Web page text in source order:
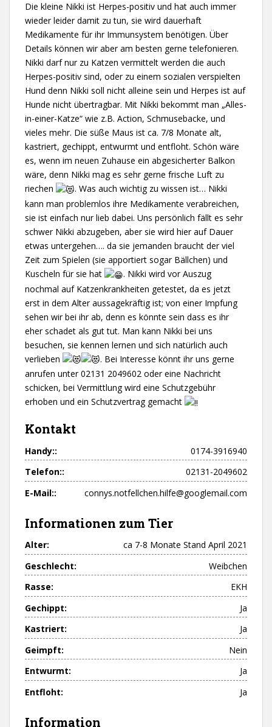
Die kleine Nikki ist Herpes-positiv und hat auch immer
wieder leider damit zu tun, sie wird dauerhaft
Medikamente für ihr Immunsystem benötigen. Über
Details können wir aber am besten gerne telefonieren.
Nikki darf nur zu Katzen vermittelt werden die auch
Herpes-positiv sind, oder zu einem sozialen verspielten
Hund denn Nikki soll nicht alleine sein und Herpes ist auf
Hunde nicht übertragbar. Mit Nikki bekommt man „Alles-
in-einer-Katze“ wie z.B. Action, Schmusebacke, und
vieles mehr. Die süße Maus ist ca. 7/8 Monate alt,
kastriert, gechippt, entwurmt und entfloht. Schön wäre
es, wenn im neuen Zuhause ein abgesicherter Balkon
wäre, denn Nikki mag es sehr gerne frische Luft zu
riechen
. Was auch wichtig zu wissen ist… Nikki
kann man problemlos ihre Medikamente verabreichen,
sie ist einfach nur lieb dabei. Uns persönlich fällt es sehr
schwer Nikki abzugeben, aber sie wird hier auf Dauer
etwas untergehen…. da sie jemanden braucht der viel
Zeit zum Spielen (sie apportiert sogar Bällchen) und
Kuscheln für sie hat
. Nikki wird vor Auszug
nochmal auf Katzenkrankheiten getestet, da es jetzt
erst in dem Alter aussagekräftig ist; von einer Impfung
sehen wir bei ihr ab, denn es könnte sein dass es ihr
eher schadet als gut tut. Man kann Nikki bei uns
besuchen, sie kennen lernen und sich natürlich auch
verlieben
. Bei Interesse könnt ihr uns gerne
anrufen unter 02131 2049602 oder eine Nachricht
schicken, bei Vermittlung wird eine Schutzgebühr
erhoben und ein Schutzvertrag gemacht
Kontakt
Handy::
0174-3916940
Telefon::
02131-2049602
E-Mail::
connys.notfellchen.hilfe@googlemail.com
Informationen zum Tier
Alter:
ca 7-8 Monate Stand April 2021
Geschlecht:
Weibchen
Rasse:
EKH
Gechippt:
Ja
Kastriert:
Ja
Geimpft:
Nein
Entwurmt:
Ja
Entfloht:
Ja
Information